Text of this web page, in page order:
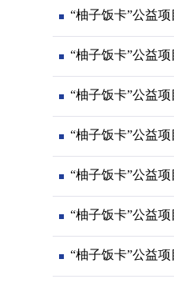
“柚子饭卡”公益
“柚子饭卡”公益
“柚子饭卡”公益
“柚子饭卡”公益
“柚子饭卡”公益
“柚子饭卡”公益
“柚子饭卡”公益